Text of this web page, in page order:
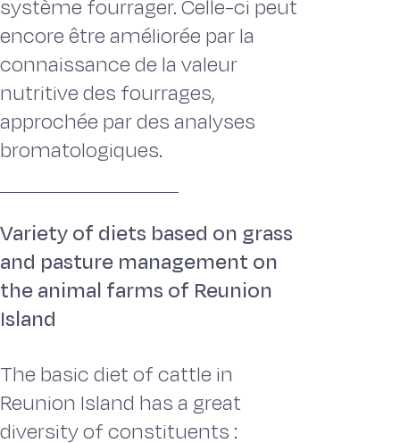
système fourrager. Celle-ci peut
encore être améliorée par la
connaissance de la valeur
nutritive des fourrages,
approchée par des analyses
bromatologiques.
Variety of diets based on grass
and pasture management on
the animal farms of Reunion
Island
The basic diet of cattle in
Reunion Island has a great
diversity of constituents :